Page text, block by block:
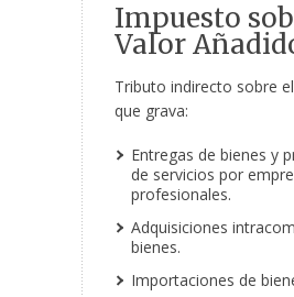
Impuesto
Valor
Tributo indirecto sobre
que grava:
Entregas de bienes y
de servicios por
profesionales.
Adquisiciones
bienes.
Importaciones de